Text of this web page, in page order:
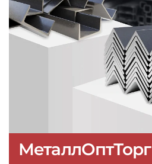
МеталлОптТорг